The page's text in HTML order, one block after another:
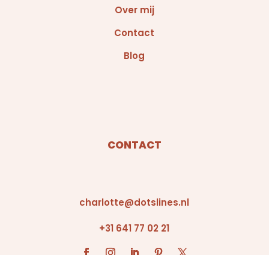
Over mij
Contact
Blog
CONTACT
charlotte@dotslines.nl
+31 641 77 02 21